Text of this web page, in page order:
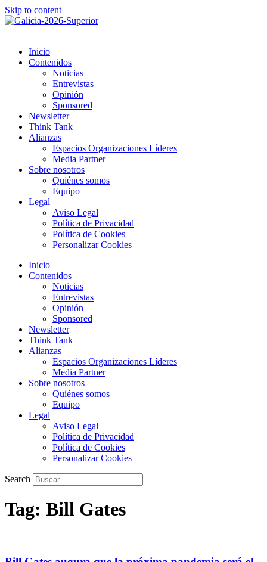
Skip to content
Inicio
Contenidos
Noticias
Entrevistas
Opinión
Sponsored
Newsletter
Think Tank
Alianzas
Espacios Organizaciones Líderes
Media Partner
Sobre nosotros
Quiénes somos
Equipo
Legal
Aviso Legal
Política de Privacidad
Política de Cookies
Personalizar Cookies
Inicio
Contenidos
Noticias
Entrevistas
Opinión
Sponsored
Newsletter
Think Tank
Alianzas
Espacios Organizaciones Líderes
Media Partner
Sobre nosotros
Quiénes somos
Equipo
Legal
Aviso Legal
Política de Privacidad
Política de Cookies
Personalizar Cookies
Search
Tag: Bill Gates